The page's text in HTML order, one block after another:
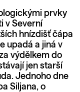
prvky
v Severní
hnízdišť čápa
upadá a jiná v
výdělkem do
jen starší
Jednoho dne
Siljana, o